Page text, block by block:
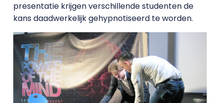
presentatie krijgen verschillende studenten de
kans daadwerkelijk gehypnotiseerd te worden.